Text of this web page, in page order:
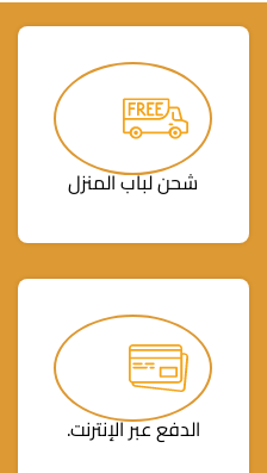
شحن لباب المنزل
الدفع عبر الإنترنت.